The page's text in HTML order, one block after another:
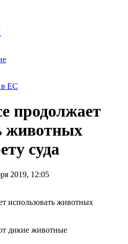
в ЕС
продолжает
животных
суда
2019, 12:05
дикие животные